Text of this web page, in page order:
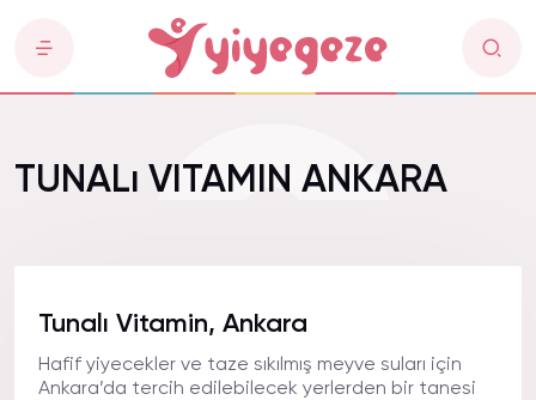
TUNALı VITAMIN ANKARA
Tunalı Vitamin, Ankara
Hafif yiyecekler ve taze sıkılmış meyve suları için
Ankara’da tercih edilebilecek yerlerden bir tanesi